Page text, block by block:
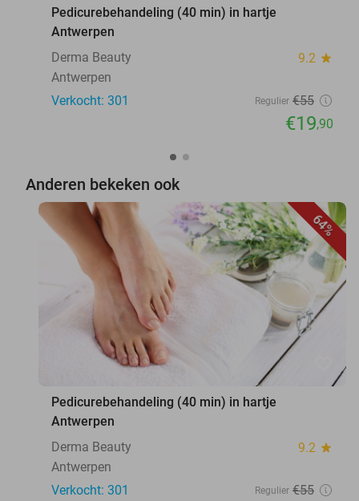
Pedicurebehandeling (40 min) in hartje
Antwerpen
Derma Beauty
9.2 star
Antwerpen
Verkocht: 301
Regulier €55
€19,90
Anderen bekeken ook
64%
Pedicurebehandeling (40 min) in hartje
Antwerpen
Derma Beauty
9.2 star
Antwerpen
Verkocht: 301
Regulier €55